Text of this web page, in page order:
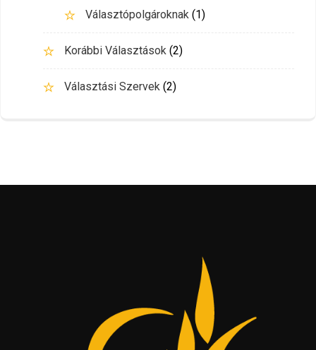
Választópolgároknak (1)
Korábbi Választások (2)
Választási Szervek (2)